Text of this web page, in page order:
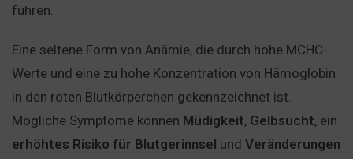
führen.
Eine seltene Form von Anämie, die durch hohe MCHC-
Werte und eine zu hohe Konzentration von Hämoglobin
in den roten Blutkörperchen gekennzeichnet ist.
Mögliche Symptome können Müdigkeit, Gelbsucht, ein
erhöhtes Risiko für Blutgerinnsel und Veränderungen